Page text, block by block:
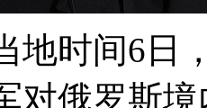
地时间6日
对俄罗斯